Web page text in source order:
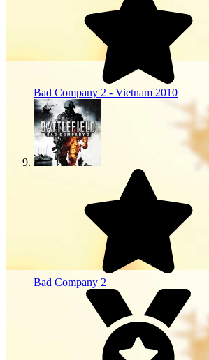
Bad Company 2 - Vietnam 2010
Bad Company 2